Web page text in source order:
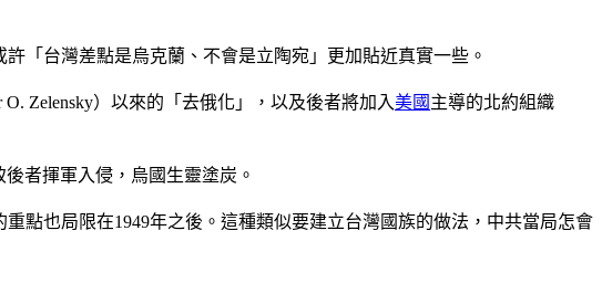
「台灣差點是烏克蘭、不會是立陶宛」更加貼近真實一些。
Zelensky）以來的「去俄化」，以及後者將加入美國 主導的北約組織
者揮軍入侵，烏國生靈塗炭。
點也局限在1949年之後。這種類似要建立台灣國族的做法，中共當局怎會